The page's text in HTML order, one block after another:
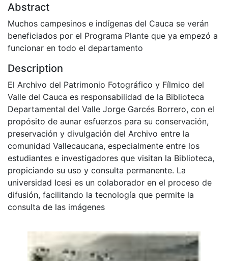
Abstract
Muchos campesinos e indígenas del Cauca se verán
beneficiados por el Programa Plante que ya empezó a
funcionar en todo el departamento
Description
El Archivo del Patrimonio Fotográfico y Fílmico del
Valle del Cauca es responsabilidad de la Biblioteca
Departamental del Valle Jorge Garcés Borrero, con el
propósito de aunar esfuerzos para su conservación,
preservación y divulgación del Archivo entre la
comunidad Vallecaucana, especialmente entre los
estudiantes e investigadores que visitan la Biblioteca,
propiciando su uso y consulta permanente. La
universidad Icesi es un colaborador en el proceso de
difusión, facilitando la tecnología que permite la
consulta de las imágenes